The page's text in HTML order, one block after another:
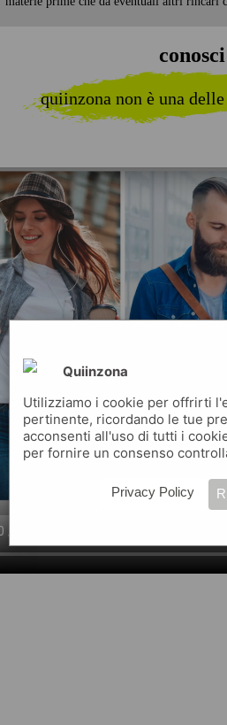
quiinzona non è una
Quiinzona
Utilizziamo i cookie per offrirti
pertinente, ricordando le tue
acconsenti all'uso di tutti i
per fornire un consenso
Privacy Policy